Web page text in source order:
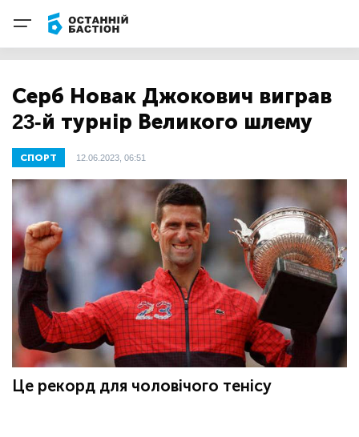
Серб Новак Джокович виграв
23-й турнір Великого шлему
СПОРТ 12.06.2023, 06:51
Це рекорд для чоловічого тенісу